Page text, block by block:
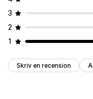
3
2
1
Skriv en recension